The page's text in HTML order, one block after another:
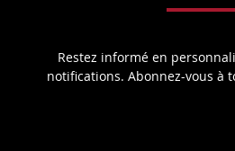
Restez informé en
notifications. Abonnez-vous à